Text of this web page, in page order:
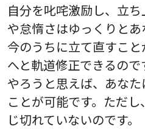
自分を叱咤激励し、立
や怠惰さはゆっくりとあ
今のうちに立て直すこ
へと軌道修正できるので
やろうと思えば、あな
ことが可能です。ただ
じ切れていないのです。